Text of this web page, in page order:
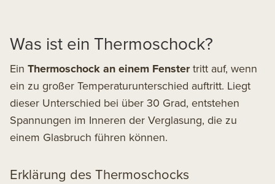
Was ist ein Thermoschock?
Ein Thermoschock an einem Fenstertritt auf, wenn
ein zu großer Temperaturunterschied auftritt. Liegt
dieser Unterschied bei über 30 Grad, entstehen
Spannungen im Inneren der Verglasung, die zu
einem Glasbruch führen können.
Erklärung des Thermoschocks